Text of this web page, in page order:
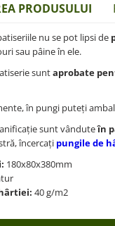
PRODUSULUI
nu se pot lipsi de
sau pâine în ele.
suntaprobate
în pungi puteți
sunt vânduteîn
încercați pungile de
180x80x380mm
40 g/m2